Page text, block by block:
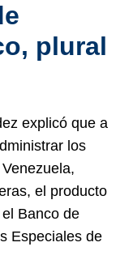
plural
explicó que a
los
el producto
Banco de
Especiales de